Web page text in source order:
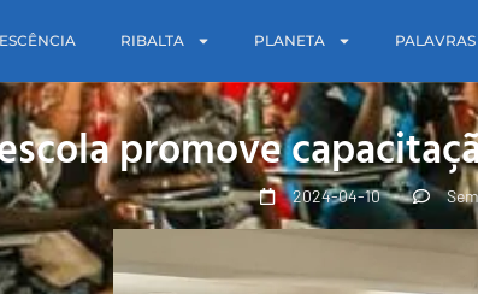
RIBALTA PLANETA PALAVRAS
promove
2024-04-10